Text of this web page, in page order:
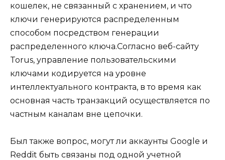
кошелек, не связанный с хранением, и что
ключи генерируются распределенным
способом посредством генерации
распределенного ключа.Согласно веб-сайту
Torus, управление пользовательскими
ключами кодируется на уровне
интеллектуального контракта, в то время как
основная часть транзакций осуществляется по
частным каналам вне цепочки.
Был также вопрос, могут ли аккаунты Google и
Reddit быть связаны под одной учетной